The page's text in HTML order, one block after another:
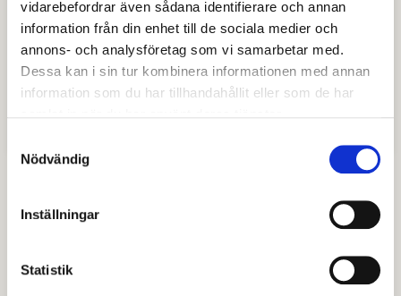
vidarebefordrar även sådana identifierare och annan
information från din enhet till de sociala medier och
annons- och analysföretag som vi samarbetar med.
Dessa kan i sin tur kombinera informationen med annan
information som du har tillhandahållit eller som de har
Nödvändig
Inställningar
Statistik
Tillfällig förläggning
Systematiskt brandskyddsarbete